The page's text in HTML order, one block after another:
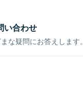
い合わせ
な疑問にお答えします。